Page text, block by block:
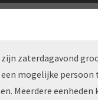
zaterdagavond
mogelijke persoon
Meerdere